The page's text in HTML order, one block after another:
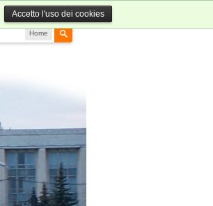
Home
Accetto l'uso dei cookies